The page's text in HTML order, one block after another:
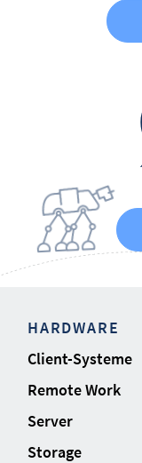
HARDWARE
Client-Systeme
Remote Work
Server
Storage